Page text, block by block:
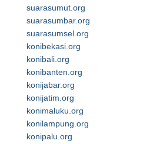
suarasumut.org
suarasumbar.org
suarasumsel.org
konibekasi.org
konibali.org
konibanten.org
konijabar.org
konijatim.org
konimaluku.org
konilampung.org
konipalu.org